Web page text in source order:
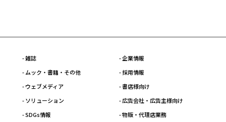
- 雑誌
- ムック・書籍・その他
- ウェブメディア
- ソリューション
- SDGs情報
- 企業情報
- 採用情報
- 書店様向け
- 広告会社・広告主様向け
- 物販・代理店業務